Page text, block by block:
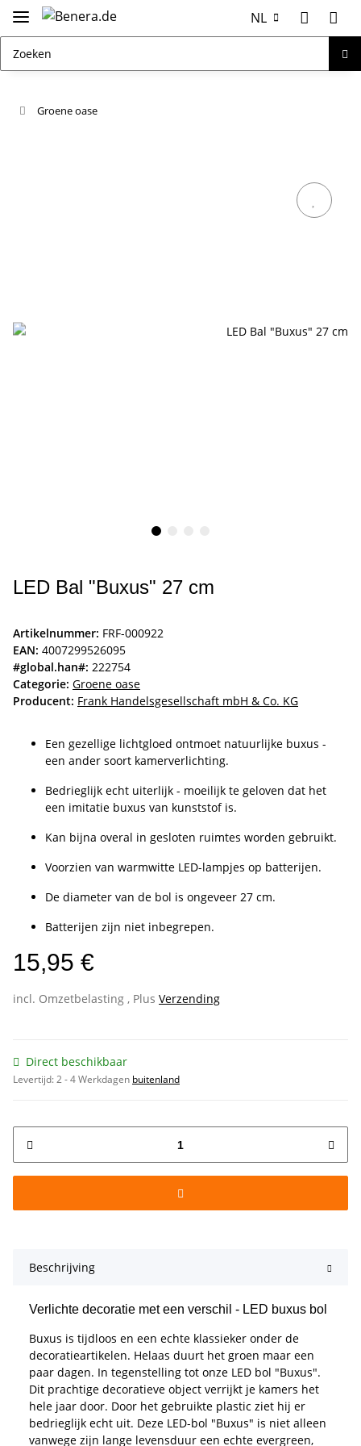
NL
Groene oase
LED Bal "Buxus" 27 cm
Artikelnummer: FRF-000922
EAN: 4007299526095
#global.han#: 222754
Categorie: Groene oase
Producent: Frank Handelsgesellschaft mbH & Co. KG
Een gezellige lichtgloed ontmoet natuurlijke buxus -
een ander soort kamerverlichting.
Bedrieglijk echt uiterlijk - moeilijk te geloven dat het
een imitatie buxus van kunststof is.
Kan bijna overal in gesloten ruimtes worden gebruikt.
Voorzien van warmwitte LED-lampjes op batterijen.
De diameter van de bol is ongeveer 27 cm.
Batterijen zijn niet inbegrepen.
15,95 €
incl. Omzetbelasting , Plus Verzending
Direct beschikbaar
Levertijd:2 - 4 Werkdagen buitenland
Beschrijving
Verlichte decoratie met een verschil - LED buxus bol
Buxus is tijdloos en een echte klassieker onder de
decoratieartikelen. Helaas duurt het groen maar een
paar dagen. In tegenstelling tot onze LED bol "Buxus".
Dit prachtige decoratieve object verrijkt je kamers het
hele jaar door. Door het gebruikte plastic ziet hij er
bedrieglijk echt uit. Deze LED-bol "Buxus" is niet alleen
vanwege zijn lange levensduur een echte evergreen,